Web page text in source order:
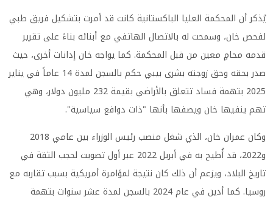
يُذكر أن المحكمة العليا الباكستانية كانت قد أمرت بتشكيل فريق طبي
لفحص خان، وسمحت له بالاتصال الهاتفي مع أبنائه بناءً على تقرير
قدمه محامٍ معين من قبل المحكمة. كما يواجه خان إدانات أخرى، حيث
صدر بحقه وحق زوجته بشرى بيبي حكم بالسجن لمدة 14 عاماً في يناير
2025 بتهمة فساد تتعلق بالأراضي بقيمة 232 مليون دولار، وهي
تهم ينفيها خان ويصفها بأنها "ذات دوافع سياسية".
وكان عمران خان، الذي شغل منصب رئيس الوزراء بين عامي 2018
و2022، قد أُطيح به في أبريل 2022 عبر أول تصويت لحجب الثقة في
تاريخ البلاد، ويزعم أن ذلك كان نتيجة لمؤامرة أمريكية بسبب تقاربه مع
روسيا. كما أدين في عام 2024 بالسجن لمدة عشر سنوات بتهمة